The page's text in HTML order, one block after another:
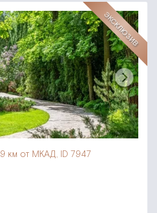
ЭКСКЛЮЗИВ
9 км от МКАД, ID 7947